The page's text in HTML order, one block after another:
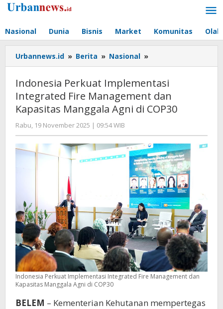
Lewati
Nasional Dunia Bisnis Market Komunitas
Urbannews.id » Berita » Nasional »
Perkuat
Integrated
Fire
Management
Manggala
Agni
di
COP30
Indonesia Perkuat Implementasi
Integrated Fire Management dan
Kapasitas Manggala Agni di COP30
Rabu, 19 November 2025 | 09:54 WIB
Editor
Indonesia Perkuat Implementasi Integrated Fire Management dan
Kapasitas Manggala Agni di COP30
BELEM – Kementerian Kehutanan mempertegas